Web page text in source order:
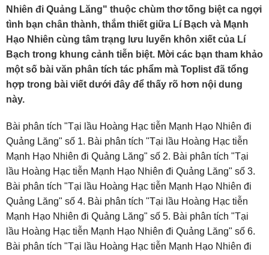
Nhiên đi Quảng Lăng" thuộc chùm thơ tống biệt ca ngợi
tình bạn chân thành, thắm thiết giữa Lí Bạch và Mạnh
Hạo Nhiên cùng tâm trạng lưu luyến khôn xiết của Lí
Bạch trong khung cảnh tiễn biệt. Mời các bạn tham khảo
một số bài văn phân tích tác phẩm mà Toplist đã tổng
hợp trong bài viết dưới đây để thấy rõ hơn nội dung
này.
Bài phân tích "Tại lầu Hoàng Hạc tiễn Mạnh Hạo Nhiên đi
Quảng Lăng" số 1. Bài phân tích "Tại lầu Hoàng Hạc tiễn
Mạnh Hạo Nhiên đi Quảng Lăng" số 2. Bài phân tích "Tại
lầu Hoàng Hạc tiễn Mạnh Hạo Nhiên đi Quảng Lăng" số 3.
Bài phân tích "Tại lầu Hoàng Hạc tiễn Mạnh Hạo Nhiên đi
Quảng Lăng" số 4. Bài phân tích "Tại lầu Hoàng Hạc tiễn
Mạnh Hạo Nhiên đi Quảng Lăng" số 5. Bài phân tích "Tại
lầu Hoàng Hạc tiễn Mạnh Hạo Nhiên đi Quảng Lăng" số 6.
Bài phân tích "Tại lầu Hoàng Hạc tiễn Mạnh Hạo Nhiên đi